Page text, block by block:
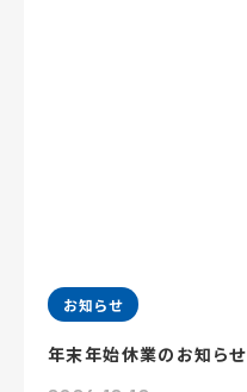
お知らせ
年末年始休業のお知らせ